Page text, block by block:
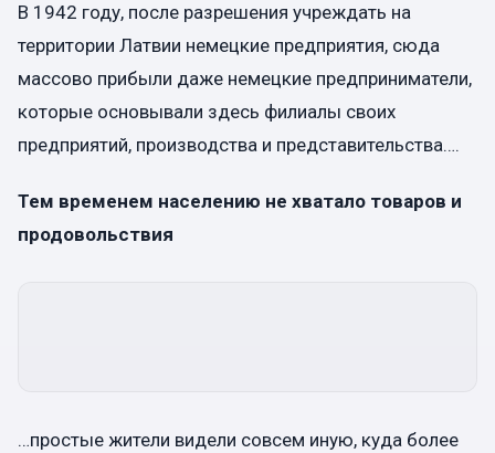
В 1942 году, после разрешения учреждать на
территории Латвии немецкие предприятия, сюда
массово прибыли даже немецкие предприниматели,
которые основывали здесь филиалы своих
предприятий, производства и представительства….
Тем временем населению не хватало товаров и
продовольствия
…простые жители видели совсем иную, куда более